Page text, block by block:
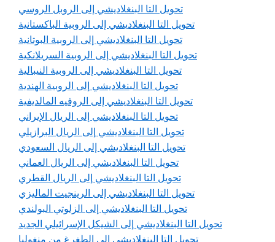
تحويل التا البنغلاديشي إلى الروبل الروسي
تحويل التا البنغلاديشي إلى الروبية الباكستانية
تحويل التا البنغلاديشي إلى الروبية البوتانية
تحويل التا البنغلاديشي إلى الروبية السريلانكية
تحويل التا البنغلاديشي إلى الروبية النيبالية
تحويل التا البنغلاديشي إلى الروبية الهندية
تحويل التا البنغلاديشي إلى الروفيه المالديفية
تحويل التا البنغلاديشي إلى الريال الإيراني
تحويل التا البنغلاديشي إلى الريال البرازيلي
تحويل التا البنغلاديشي إلى الريال السعودي
تحويل التا البنغلاديشي إلى الريال العماني
تحويل التا البنغلاديشي إلى الريال القطري
تحويل التا البنغلاديشي إلى الرينجيت الماليزي
تحويل التا البنغلاديشي إلى الزلوتي البولندي
تحويل التا البنغلاديشي إلى الشيكل الإسرائيلي الجديد
تحويل التا البنغلاديشي إلى الطغرغ من منغوليا